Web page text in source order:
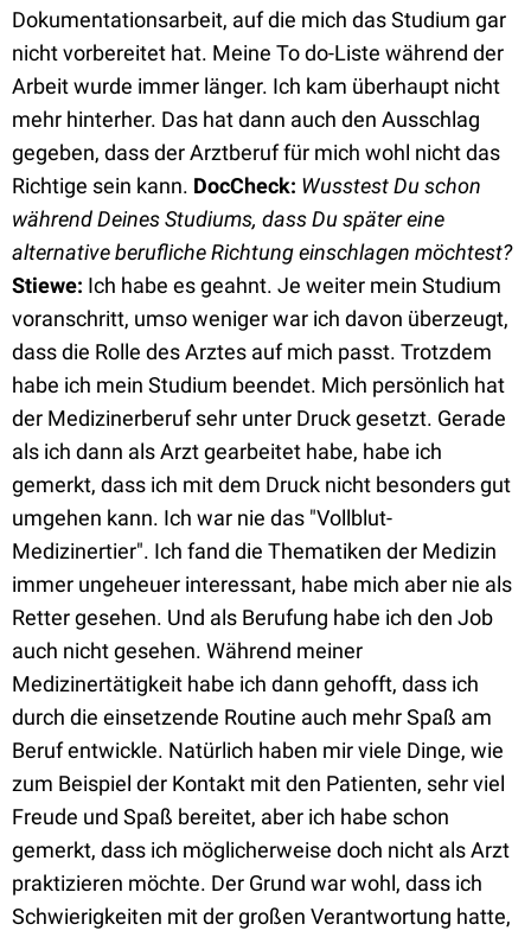
Dokumentationsarbeit, auf die mich das Studium gar
nicht vorbereitet hat. Meine To do-Liste während der
Arbeit wurde immer länger. Ich kam überhaupt nicht
mehr hinterher. Das hat dann auch den Ausschlag
gegeben, dass der Arztberuf für mich wohl nicht das
Richtige sein kann. DocCheck: Wusstest Du schon
während Deines Studiums, dass Du später eine
alternative berufliche Richtung einschlagen möchtest?
Stiewe: Ich habe es geahnt. Je weiter mein Studium
voranschritt, umso weniger war ich davon überzeugt,
dass die Rolle des Arztes auf mich passt. Trotzdem
habe ich mein Studium beendet. Mich persönlich hat
der Medizinerberuf sehr unter Druck gesetzt. Gerade
als ich dann als Arzt gearbeitet habe, habe ich
gemerkt, dass ich mit dem Druck nicht besonders gut
umgehen kann. Ich war nie das "Vollblut-
Medizinertier". Ich fand die Thematiken der Medizin
immer ungeheuer interessant, habe mich aber nie als
Retter gesehen. Und als Berufung habe ich den Job
auch nicht gesehen. Während meiner
Medizinertätigkeit habe ich dann gehofft, dass ich
durch die einsetzende Routine auch mehr Spaß am
Beruf entwickle. Natürlich haben mir viele Dinge, wie
zum Beispiel der Kontakt mit den Patienten, sehr viel
Freude und Spaß bereitet, aber ich habe schon
gemerkt, dass ich möglicherweise doch nicht als Arzt
praktizieren möchte. Der Grund war wohl, dass ich
Schwierigkeiten mit der großen Verantwortung hatte,